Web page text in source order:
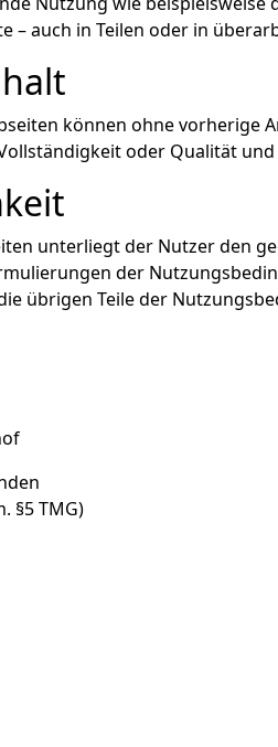
– auch in Teilen oder in
können ohne
oder Qualität
unterliegt der Nutzer den
der
übrigen Teile der
§5 TMG)